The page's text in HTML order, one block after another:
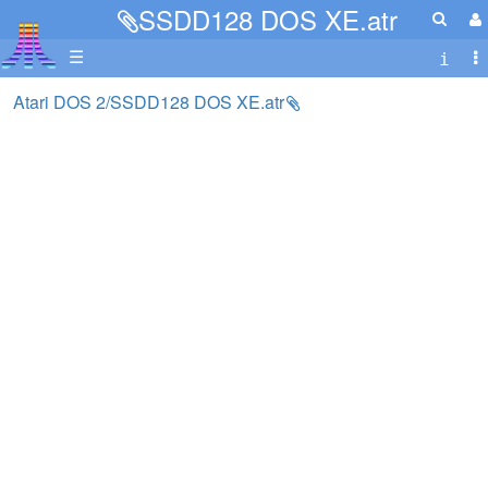
SSDD128 DOS XE.atr
☰
Atari DOS 2/SSDD128 DOS XE.atr